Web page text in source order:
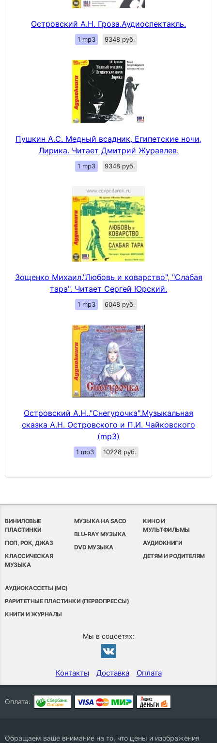
Островский А.Н. Гроза.Аудиоспектакль.
1 mp3 9348 руб.
Пушкин А.С. Медный всадник, Египетские ночи,
Лирика. Читает Дмитрий Журавлев.
1 mp3 9348 руб.
Зощенко Михаил."Любовь и коварство", "Слабая
тара". Читает Сергей Юрский.
1 mp3 6048 руб.
Островский А.Н.."Снегурочка".Музыкальная
сказка А.Н. Островского и П.И. Чайковского
(mp3)
1 mp3 10228 руб.
ВИНИЛОВЫЕ
ПЛАСТИНКИ
ПОП, РОК, ДЖАЗ
КЛАССИЧЕСКАЯ
МУЗЫКА
МУЗЫКА НА SACD
BLU-RAY МУЗЫКА
DVD МУЗЫКА
КИНО И
МУЛЬТФИЛЬМЫ
АУДИОКНИГИ
ДЕТЯМ И РОДИТЕЛЯМ
АУДИОКАССЕТЫ (MC)
РАРИТЕТНЫЕ ПЛАСТИНКИ (ПЕРВОПРЕССЫ)
КНИГИ И ЖУРНАЛЫ
Мы в соцсетях:
Контакты Доставка Оплата
Оплата:
Обращаем ваше внимание на то, что цены и изображения